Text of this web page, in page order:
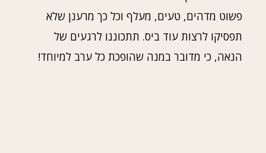
פשוט מדהים, טעים, מעלף וכל כך מרענן שלא
תפסיקו לרצות עוד ביס. תתכוננו לרגעים של
הנאה, כי מדובר במנה שהופכת כל ערב למיוחד!